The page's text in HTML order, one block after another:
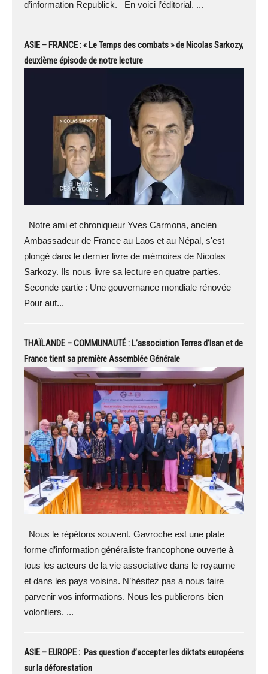
d’information Republick. En voici l’éditorial. ...
ASIE – FRANCE : « Le Temps des combats » de Nicolas Sarkozy,
deuxième épisode de notre lecture
Notre ami et chroniqueur Yves Carmona, ancien
Ambassadeur de France au Laos et au Népal, s'est
plongé dans le dernier livre de mémoires de Nicolas
Sarkozy. Ils nous livre sa lecture en quatre parties.
Seconde partie : Une gouvernance mondiale rénovée
Pour aut...
THAÏLANDE – COMMUNAUTÉ : L’association Terres d’Isan et de
France tient sa première Assemblée Générale
Nous le répétons souvent. Gavroche est une plate
forme d’information généraliste francophone ouverte à
tous les acteurs de la vie associative dans le royaume
et dans les pays voisins. N’hésitez pas à nous faire
parvenir vos informations. Nous les publierons bien
volontiers. ...
ASIE – EUROPE : Pas question d’accepter les diktats européens
sur la déforestation